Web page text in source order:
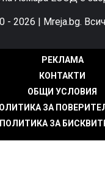
- 2026 | Mreja.bg.
РЕКЛАМА
КОНТАКТИ
ОБЩИ УСЛОВИЯ
ЗА
ПОЛИТИКА ЗА